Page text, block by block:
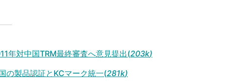
年対中国TRM最終審査へ意見提出(203k)
の製品認証とKCマーク統一(281k)